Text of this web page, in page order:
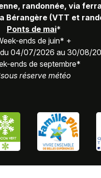
randonnée, via
Bérangère (VTT et
Ponts de mai*
ends de juin* +
du 04/07/2026 au 30/08/
ends de septembre*
réserve météo